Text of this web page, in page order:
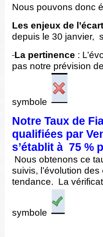
Nous pouvons donc
Les enjeux de
depuis le 30 janvier,
La pertinence :
pas notre prévision
symbole
Notre Taux de
qualifiées par
s’établit à 75 %
Nous obtenons ce
suivis, l’évolution
tendance. La
symbole